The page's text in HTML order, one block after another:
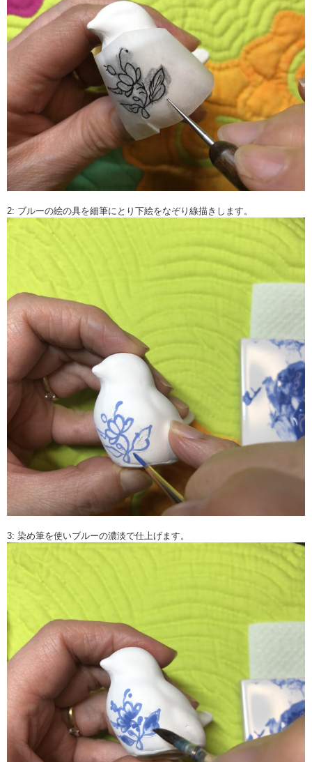
2: ブルーの絵の具を細筆にとり下絵をなぞり線描きします。
3: 染め筆を使いブルーの濃淡で仕上げます。